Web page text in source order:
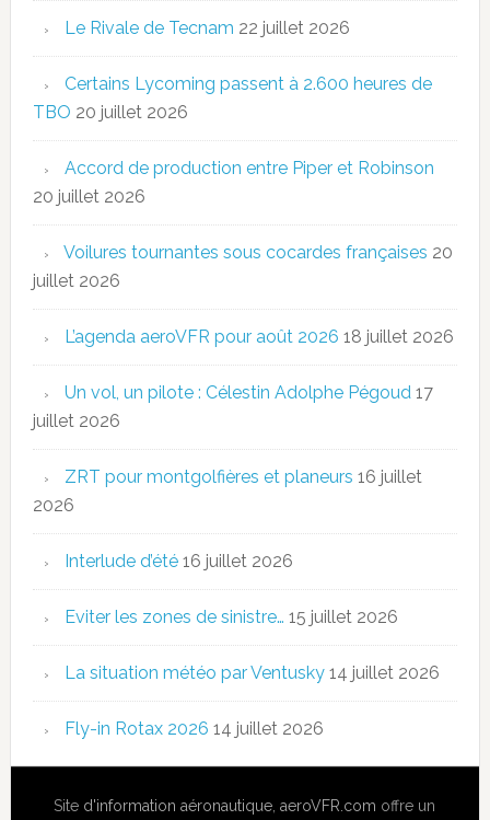
Le Rivale de Tecnam 22 juillet 2026
Certains Lycoming passent à 2.600 heures de
TBO 20 juillet 2026
Accord de production entre Piper et Robinson
20 juillet 2026
Voilures tournantes sous cocardes françaises 20
juillet 2026
L’agenda aeroVFR pour août 2026 18 juillet 2026
Un vol, un pilote : Célestin Adolphe Pégoud 17
juillet 2026
ZRT pour montgolfières et planeurs 16 juillet
2026
Interlude d’été 16 juillet 2026
Eviter les zones de sinistre… 15 juillet 2026
La situation météo par Ventusky 14 juillet 2026
Fly-in Rotax 2026 14 juillet 2026
Site d'information aéronautique,aeroVFR.com offre un